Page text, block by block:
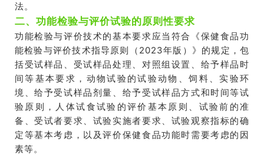
法。
二、功能检验与评价试验的原则性要求
功能检验与评价技术的基本要求应当符合《保健食品功
能检验与评价技术指导原则（ 2023年版）》的规定 ，包
括受试样品、受试样品处理、对照组设置
给予样品时
间等基本要求，动物试验的试验动物、饲料、实验环
境、给予受试样品剂量、给予受试样品方式和时间等试
验原则，人体试食试验的评价基本原则、试验前的准
备、受试者要求、试验实施者要求、试验观察指标的确
定等基本考虑，以及评价保健食品功能时需要考虑的因
素等。